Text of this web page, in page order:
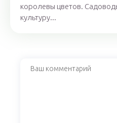
королевы цветов.
культуру...